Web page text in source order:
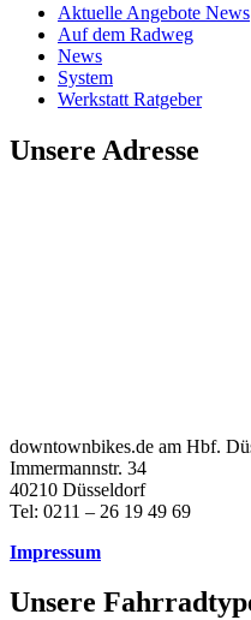
Aktuelle Angebote News
Auf dem Radweg
News
System
Werkstatt Ratgeber
Unsere Adresse
downtownbikes.de am Hbf.
Immermannstr. 34
40210 Düsseldorf
Tel: 0211 – 26 19 49 69
Impressum
Unsere